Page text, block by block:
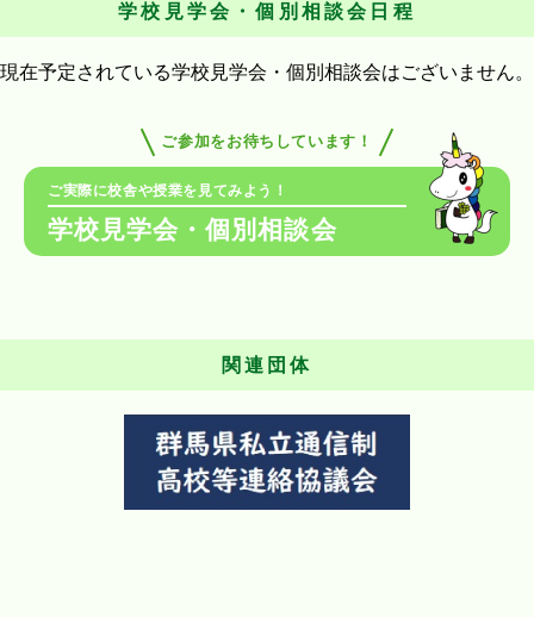
学校見学会・個別相談会日程
現在予定されている学校見学会・個別相談会はございません。
ご参加をお待ちしています！
ご実際に校舎や授業を見てみよう！
学校見学会・個別相談会
関連団体